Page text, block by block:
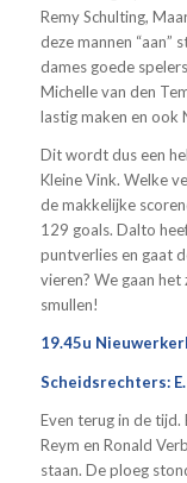
Remy Schulting,
deze mannen “aan”
dames goede
Michelle van den
lastig maken en ook
Dit wordt dus een
Kleine Vink. Welke
de makkelijke
129 goals. Dalto
puntverlies en gaat
vieren? We gaan
smullen!
19.45u
Scheidsrechters:
Even terug in de tijd.
Reym en Ronald
staan. De ploeg